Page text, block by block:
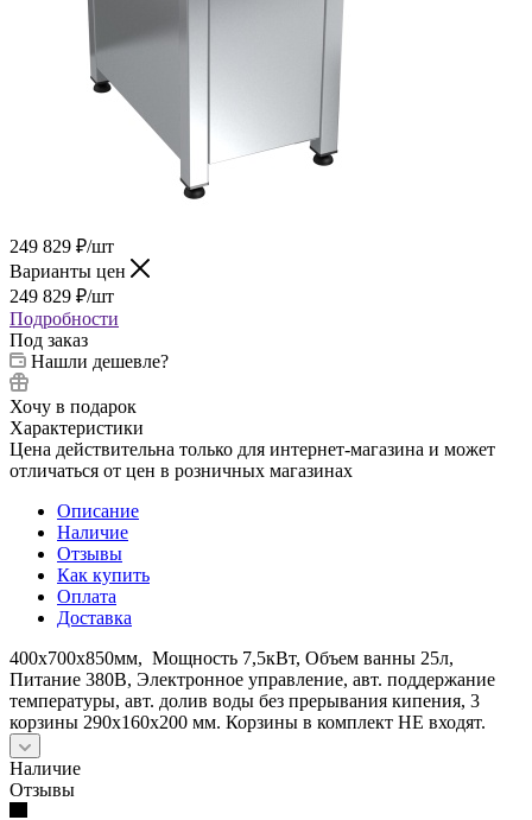
249 829 ₽/шт
Варианты цен
249 829 ₽/шт
Подробности
Под заказ
Нашли дешевле?
Хочу в подарок
Характеристики
Цена действительна только для интернет-магазина и может
отличаться от цен в розничных магазинах
Описание
Наличие
Отзывы
Как купить
Оплата
Доставка
400х700х850мм, Мощность 7,5кВт, Объем ванны 25л,
Питание 380В, Электронное управление, авт. поддержание
температуры, авт. долив воды без прерывания кипения, 3
корзины 290x160x200 мм. Корзины в комплект НЕ входят.
Наличие
Отзывы